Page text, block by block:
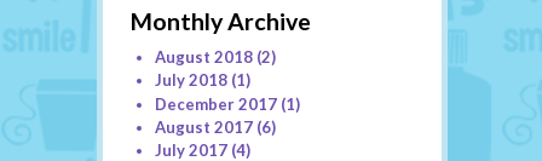
Monthly Archive
August 2018(2)
July 2018(1)
December 2017(1)
August 2017(6)
July 2017(4)